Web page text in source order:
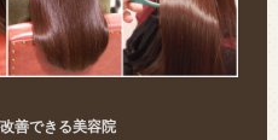
善できる美容院